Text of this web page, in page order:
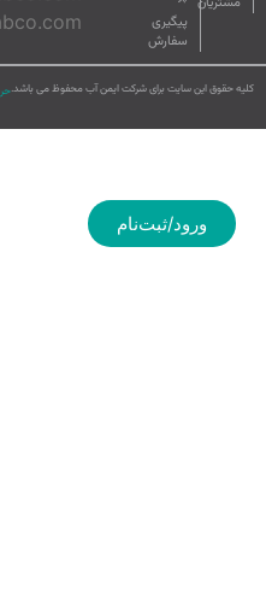
پیگیری
سفارش
کلیه حقوق این سایت برای شرکت ایمن آب محفوظ می باشد.
ورود/ثبت‌نام